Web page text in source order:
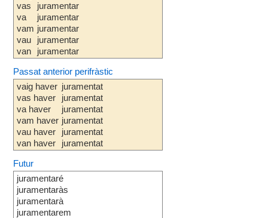
vas
va
vam
vau
van
juramentar
juramentar
juramentar
juramentar
juramentar
Passat anterior perifràstic
vaig haver
vas haver
va haver
vam haver
vau haver
van haver
juramentat
juramentat
juramentat
juramentat
juramentat
juramentat
Futur
juramentaré
juramentaràs
juramentarà
juramentarem